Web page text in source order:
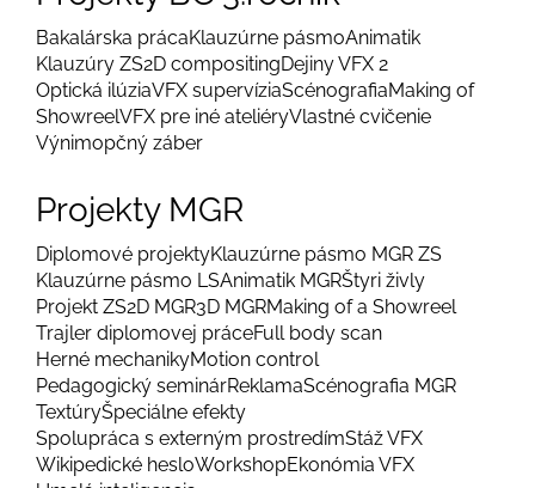
Bakalárska prácaKlauzúrne pásmoAnimatik
Klauzúry ZS2D compositingDejiny VFX 2
Optická ilúziaVFX supervíziaScénografiaMaking of
ShowreelVFX pre iné ateliéryVlastné cvičenie
Výnimopčný záber
Projekty MGR
Diplomové projektyKlauzúrne pásmo MGR ZS
Klauzúrne pásmo LSAnimatik MGRŠtyri živly
Projekt ZS2D MGR3D MGRMaking of a Showreel
Trajler diplomovej práceFull body scan
Herné mechanikyMotion control
Pedagogický seminárReklamaScénografia MGR
TextúryŠpeciálne efekty
Spolupráca s externým prostredímStáž VFX
Wikipedické hesloWorkshopEkonómia VFX